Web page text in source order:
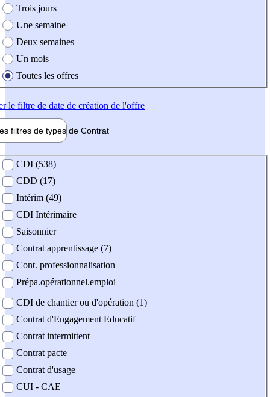
Trois jours
Une semaine
Deux semaines
Un mois
Toutes les offres
le filtre de date de création de l'offre
filtres de types de Contrat
contrat
CDI (538)
CDD (17)
Intérim (49)
CDI Intérimaire
Saisonnier
Contrat apprentissage (7)
Cont. professionnalisation
Prépa.opérationnel.emploi
CDI de chantier ou d'opération (1)
Contrat d'Engagement Educatif
Contrat intermittent
Contrat pacte
Contrat d'usage
CUI - CAE